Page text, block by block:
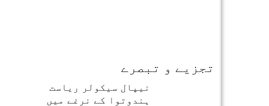
تجزیے و تبصرے
نیپال سیکولر ریاست
ہندوتوا کے نرغے میں